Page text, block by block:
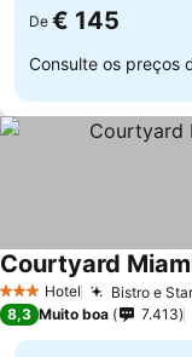
De € 145
Consulte os preços
3 EstrelasHotel Bistro e
Courtyard
8,3 Muito boa 7.413